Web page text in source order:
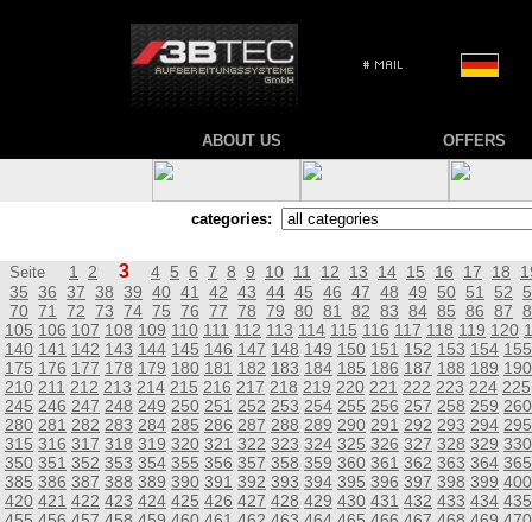
ABOUT US OFFERS
categories:
Seite 1 2 3 4 5 6 7 8 9 10 11 12 13 14 15 16 17 18
35 36 37 38 39 40 41 42 43 44 45 46 47 48 49 50 51 52
70 71 72 73 74 75 76 77 78 79 80 81 82 83 84 85 86 87
105 106 107 108 109 110 111 112 113 114 115 116 117 118 119 120
140 141 142 143 144 145 146 147 148 149 150 151 152 153 154 155
175 176 177 178 179 180 181 182 183 184 185 186 187 188 189 190
210 211 212 213 214 215 216 217 218 219 220 221 222 223 224 225
245 246 247 248 249 250 251 252 253 254 255 256 257 258 259 260
280 281 282 283 284 285 286 287 288 289 290 291 292 293 294 295
315 316 317 318 319 320 321 322 323 324 325 326 327 328 329 330
350 351 352 353 354 355 356 357 358 359 360 361 362 363 364 365
385 386 387 388 389 390 391 392 393 394 395 396 397 398 399 400
420 421 422 423 424 425 426 427 428 429 430 431 432 433 434 435